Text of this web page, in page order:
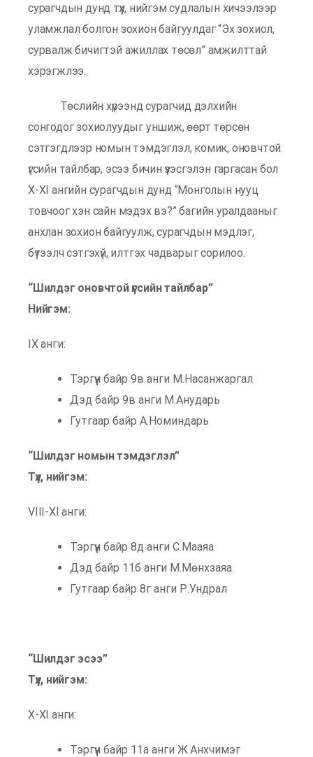
сурагчдын дунд түүх, нийгэм судлалын хичээлээр
уламжлал болгон зохион байгуулдаг “Эх зохиол,
сурвалж бичигтэй ажиллах төсөл” амжилттай
хэрэгжлээ.
Төслийн хүрээнд сурагчид дэлхийн
сонгодог зохиолуудыг уншиж, өөрт төрсөн
сэтгэгдлээр номын тэмдэглэл, комик, оновчтой
үгсийн тайлбар, эсээ бичин үзэсгэлэн гаргасан бол
X-XI ангийн сурагчдын дунд “Монголын нууц
товчоог хэн сайн мэдэх вэ?” багийн уралдааныг
анхлан зохион байгуулж, сурагчдын мэдлэг,
бүтээлч сэтгэхүй, илтгэх чадварыг сорилоо.
“Шилдэг оновчтой үгсийн тайлбар”
Нийгэм:
IX анги:
Тэргүүн байр 9в анги М.Насанжаргал
Дэд байр 9в анги М.Анударь
Гутгаар байр А.Номиндарь
“Шилдэг номын тэмдэглэл”
Түүх, нийгэм:
VIII-XI анги:
Тэргүүн байр 8д анги С.Мааяа
Дэд байр 11б анги М.Мөнхзаяа
Гутгаар байр 8г анги Р.Ундрал
“Шилдэг эсээ”
Түүх, нийгэм:
Х-ХI анги:
Тэргүүн байр 11а анги Ж.Анхчимэг